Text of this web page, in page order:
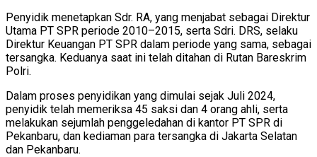
Penyidik menetapkan Sdr. RA, yang menjabat sebagai Direktur
Utama PT SPR periode 2010–2015, serta Sdri. DRS, selaku
Direktur Keuangan PT SPR dalam periode yang sama, sebagai
tersangka. Keduanya saat ini telah ditahan di Rutan Bareskrim
Polri.
Dalam proses penyidikan yang dimulai sejak Juli 2024,
penyidik telah memeriksa 45 saksi dan 4 orang ahli, serta
melakukan sejumlah penggeledahan di kantor PT SPR di
Pekanbaru, dan kediaman para tersangka di Jakarta Selatan
dan Pekanbaru.